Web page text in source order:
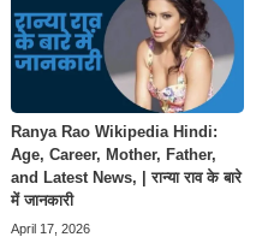
Ranya Rao Wikipedia Hindi:
Age, Career, Mother, Father,
and Latest News, | रान्या राव के बारे
में जानकारी
April 17, 2026